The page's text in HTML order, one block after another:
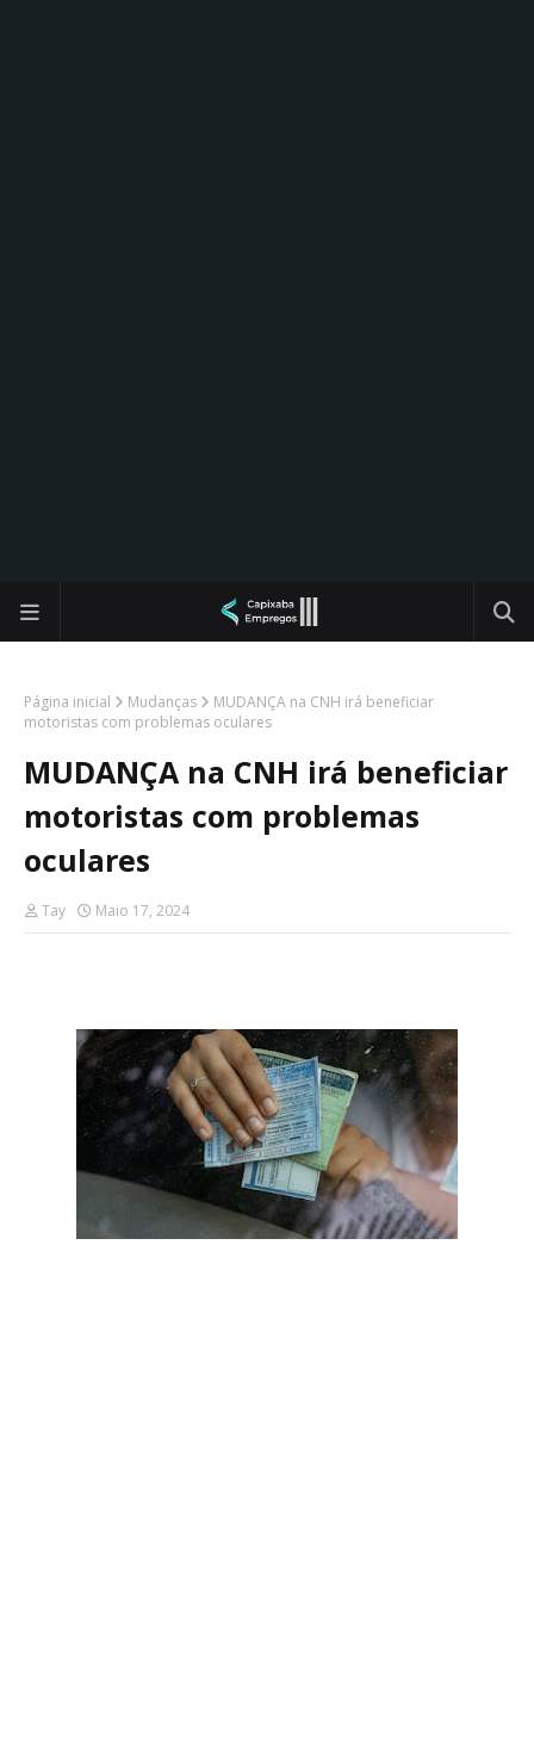
Página inicial Mudanças
MUDANÇA na CNH irá beneficiar
motoristas com problemas oculares
MUDANÇA na CNH irá beneficiar
motoristas com problemas
oculares
Tay Maio 17, 2024